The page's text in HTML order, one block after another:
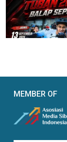
MEMBER OF